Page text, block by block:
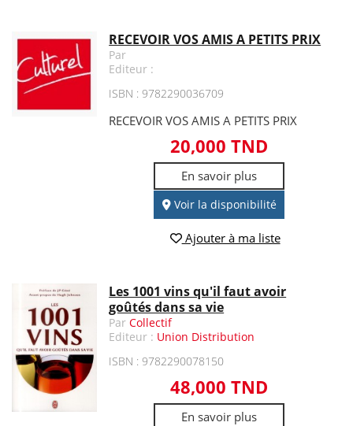
RECEVOIR VOS AMIS A PETITS PRIX
Par
Editeur :
ISBN : 9782290036709
RECEVOIR VOS AMIS A PETITS PRIX
20,000 TND
En savoir plus
Voir la disponibilité
Ajouter à ma liste
Les 1001 vins qu'il faut avoir
goûtés dans sa vie
ParCollectif
Editeur : Union Distribution
ISBN : 9782290078150
48,000 TND
En savoir plus